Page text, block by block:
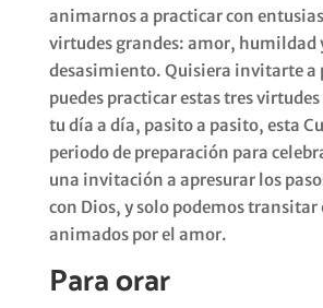
animarnos a practicar con
virtudes grandes: amor, humildad
desasimiento. Quisiera invitarte a
puedes practicar estas tres
tu día a día, pasito a pasito, esta
periodo de preparación para
una invitación a apresurar los
con Dios, y solo podemos transitar
animados por el amor.
Para orar